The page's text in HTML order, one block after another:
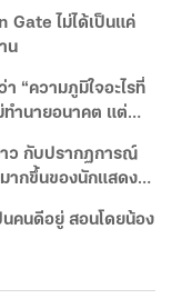
Gate ไม่ได้เป็นแค่
น
“ความภูมิใจอะไรที่
ำนายอนาคต แต่
ะไรคุณ
รณ์
ากขึ้นของนักแสดง
นคนดีอยู่ สอนโดยน้อง